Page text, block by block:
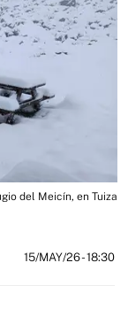
del Meicín, en Tuiza
15/MAY/26- 18:30